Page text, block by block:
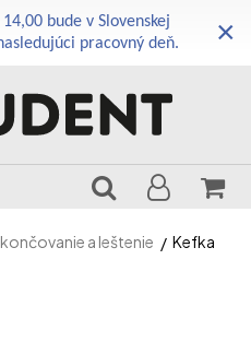
bude v Slovenskej
pracovný deň.
×
a leštenie
Kefka